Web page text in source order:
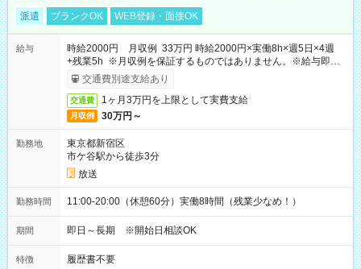
派遣 ブランクOK WEB登録・面接OK
給与
時給2000円 月収例 33万円 時給2000円×実働8h×週5日×4週
+残業5h ※月収例を保証するものではありません。※給与即受
取りサービス利用可（利用条件有）
交通費別途支給あり
交通費 1ヶ月3万円を上限として実費支給
月収例 30万円～
勤務地
東京都新宿区
市ケ谷駅から徒歩3分
放送
勤務時間 11:00-20:00（休憩60分）実働8時間（残業少なめ！）
期間 即日～長期 ※開始日相談OK
特徴 履歴書不要